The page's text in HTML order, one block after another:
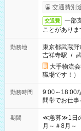
交通費別
交通費
一部
ことがありま
勤務地
東京都武蔵野
吉祥寺駅 /
大手物流
職場です！）
勤務時間
9:00～18:00など ■
間帯でお仕
17:00～
期間
≪急募≫1日
月～＃8月～